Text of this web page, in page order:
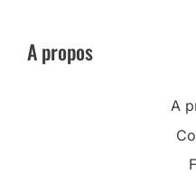
A propos
A